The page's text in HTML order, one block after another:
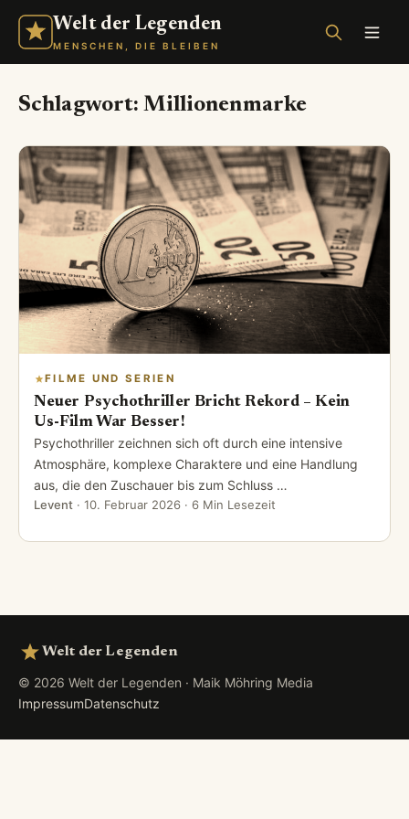
Welt der Legenden
MENSCHEN, DIE BLEIBEN
Schlagwort:Millionenmarke
FILME UND SERIEN
Neuer Psychothriller Bricht Rekord – Kein
Us-Film War Besser!
Psychothriller zeichnen sich oft durch eine intensive
Atmosphäre, komplexe Charaktere und eine Handlung
aus, die den Zuschauer bis zum Schluss …
Levent · 10. Februar 2026 · 6 Min Lesezeit
Welt der Legenden
© 2026 Welt der Legenden · Maik Möhring Media
ImpressumDatenschutz